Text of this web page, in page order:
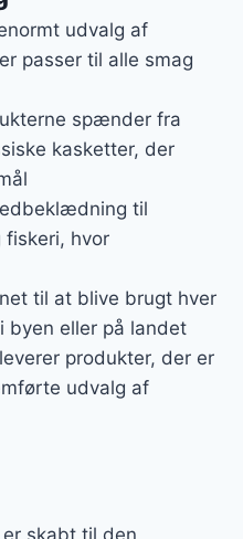
udvalg af
passer til alle smag
spænder fra
kasketter, der
til
fiskeri, hvor
til at blive brugt hver
byen eller på landet
produkter, der er
udvalg af
skabt til den